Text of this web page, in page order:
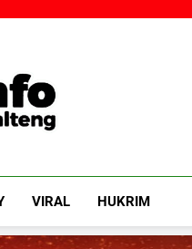
VIRAL HUKRIM